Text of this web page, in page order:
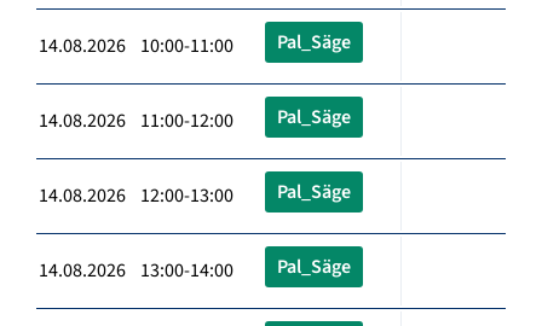
14.08.2026 10:00-11:00 Pal_Säge
14.08.2026 11:00-12:00 Pal_Säge
14.08.2026 12:00-13:00 Pal_Säge
14.08.2026 13:00-14:00 Pal_Säge